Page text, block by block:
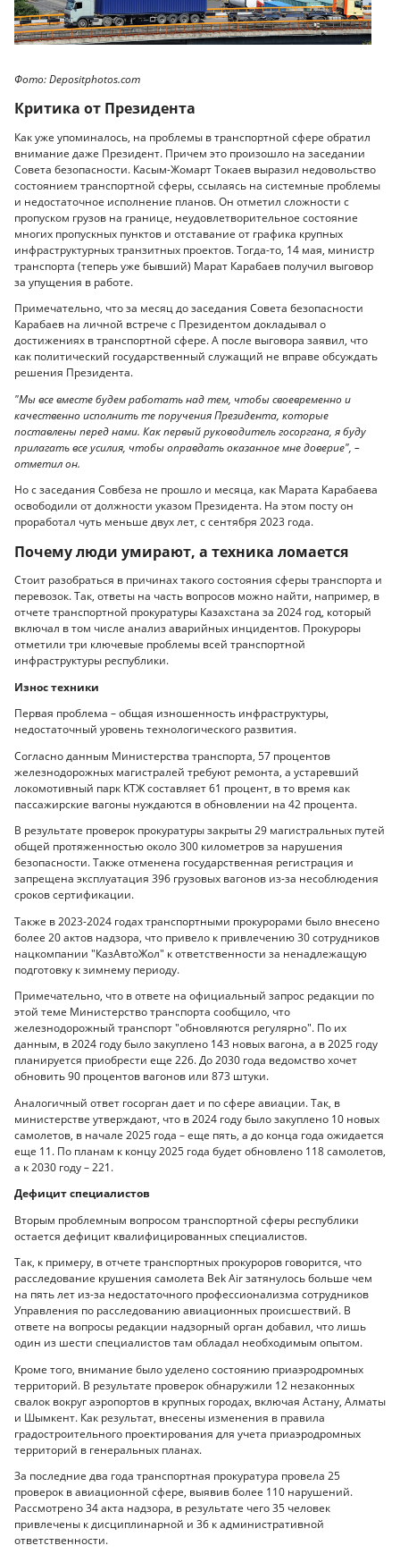
Фото: Depositphotos.com
Критика от Президента
Как уже упоминалось, на проблемы в транспортной сфере обратил
внимание даже Президент. Причем это произошло на заседании
Совета безопасности. Касым-Жомарт Токаев выразил недовольство
состоянием транспортной сферы, ссылаясь на системные проблемы
и недостаточное исполнение планов. Он отметил сложности с
пропуском грузов на границе, неудовлетворительное состояние
многих пропускных пунктов и отставание от графика крупных
инфраструктурных транзитных проектов. Тогда-то, 14 мая, министр
транспорта (теперь уже бывший) Марат Карабаев получил выговор
за упущения в работе.
Примечательно, что за месяц до заседания Совета безопасности
Карабаев на личной встрече с Президентом докладывал о
достижениях в транспортной сфере. А после выговора заявил, что
как политический государственный служащий не вправе обсуждать
решения Президента.
"Мы все вместе будем работать над тем, чтобы своевременно и
качественно исполнить те поручения Президента, которые
поставлены перед нами. Как первый руководитель госоргана, я буду
прилагать все усилия, чтобы оправдать оказанное мне доверие", –
отметил он.
Но с заседания Совбеза не прошло и месяца, как Марата Карабаева
освободили от должности указом Президента. На этом посту он
проработал чуть меньше двух лет, с сентября 2023 года.
Почему люди умирают, а техника ломается
Стоит разобраться в причинах такого состояния сферы транспорта и
перевозок. Так, ответы на часть вопросов можно найти, например, в
отчете транспортной прокуратуры Казахстана за 2024 год, который
включал в том числе анализ аварийных инцидентов. Прокуроры
отметили три ключевые проблемы всей транспортной
инфраструктуры республики.
Износ техники
Первая проблема – общая изношенность инфраструктуры,
недостаточный уровень технологического развития.
Согласно данным Министерства транспорта, 57 процентов
железнодорожных магистралей требуют ремонта, а устаревший
локомотивный парк КТЖ составляет 61 процент, в то время как
пассажирские вагоны нуждаются в обновлении на 42 процента.
В результате проверок прокуратуры закрыты 29 магистральных путей
общей протяженностью около 300 километров за нарушения
безопасности. Также отменена государственная регистрация и
запрещена эксплуатация 396 грузовых вагонов из-за несоблюдения
сроков сертификации.
Также в 2023-2024 годах транспортными прокурорами было внесено
более 20 актов надзора, что привело к привлечению 30 сотрудников
нацкомпании "КазАвтоЖол" к ответственности за ненадлежащую
подготовку к зимнему периоду.
Примечательно, что в ответе на официальный запрос редакции по
этой теме Министерство транспорта сообщило, что
железнодорожный транспорт "обновляются регулярно". По их
данным, в 2024 году было закуплено 143 новых вагона, а в 2025 году
планируется приобрести еще 226. До 2030 года ведомство хочет
обновить 90 процентов вагонов или 873 штуки.
Аналогичный ответ госорган дает и по сфере авиации. Так, в
министерстве утверждают, что в 2024 году было закуплено 10 новых
самолетов, в начале 2025 года – еще пять, а до конца года ожидается
еще 11. По планам к концу 2025 года будет обновлено 118 самолетов,
а к 2030 году – 221.
Дефицит специалистов
Вторым проблемным вопросом транспортной сферы республики
остается дефицит квалифицированных специалистов.
Так, к примеру, в отчете транспортных прокуроров говорится, что
расследование крушения самолета Bek Air затянулось больше чем
на пять лет из-за недостаточного профессионализма сотрудников
Управления по расследованию авиационных происшествий. В
ответе на вопросы редакции надзорный орган добавил, что лишь
один из шести специалистов там обладал необходимым опытом.
Кроме того, внимание было уделено состоянию приаэродромных
территорий. В результате проверок обнаружили 12 незаконных
свалок вокруг аэропортов в крупных городах, включая Астану, Алматы
и Шымкент. Как результат, внесены изменения в правила
градостроительного проектирования для учета приаэродромных
территорий в генеральных планах.
За последние два года транспортная прокуратура провела 25
проверок в авиационной сфере, выявив более 110 нарушений.
Рассмотрено 34 акта надзора, в результате чего 35 человек
привлечены к дисциплинарной и 36 к административной
ответственности.